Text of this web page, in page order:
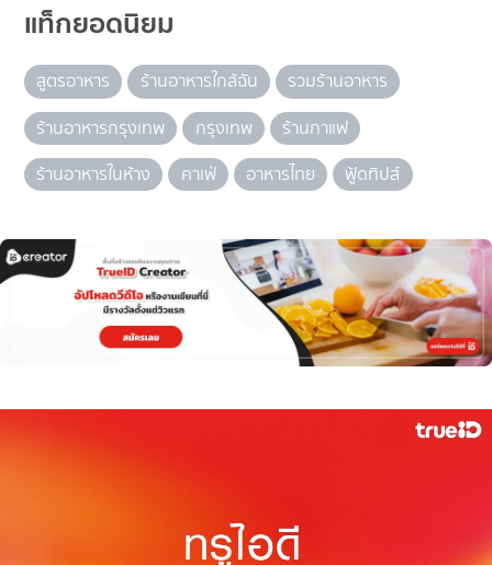
แท็กยอดนิยม
สูตรอาหาร ร้านอาหารใกล้ฉัน
รวมร้านอาหาร
ร้านอาหารกรุงเทพ
กรุงเทพ
ร้านกาแฟ
ร้านอาหารในห้าง
คาเฟ่ อาหารไทย ฟู้ดทิปส์